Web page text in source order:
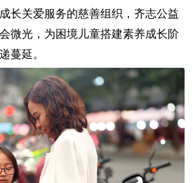
长关爱服务的慈善组织，齐志公益
微光，为困境儿童搭建素养成长阶
蔓延。